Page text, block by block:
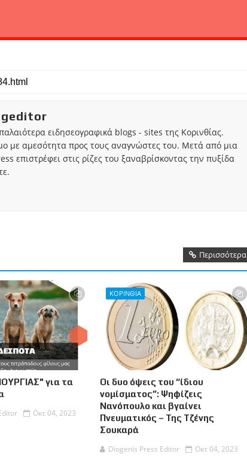
ειδησεογραφικά blogs - sites της Κορινθίας.
με αμεσότητα προς τους αναγνώστες του. Μετά από μια
επιστρέφει στις ρίζες του ξαναβρίσκοντας την πυξίδα
Περισσότερα
για τα
Οκτ 04, 2023
ΚΟΡΙΝΘΙΑ
Οι δυο όψεις του “ίδιου
νομίσματος”: Ψηφίζεις
Νανόπουλο και βγαίνει
Πνευματικός – Της Τζένης
Σουκαρά
Diogenis Press Editor
Οκτ 04, 2023